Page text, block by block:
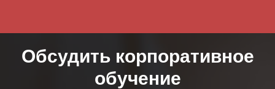
Обсудить корпоративное
обучение